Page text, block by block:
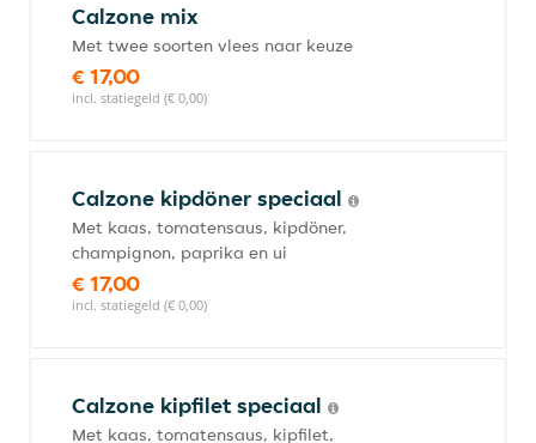
Calzone mix
Met twee soorten vlees naar keuze
€ 17,00
incl. statiegeld (€ 0,00)
Calzone kipdöner speciaal
Met kaas, tomatensaus, kipdöner,
champignon, paprika en ui
€ 17,00
incl. statiegeld (€ 0,00)
Calzone kipfilet speciaal
Met kaas, tomatensaus, kipfilet,